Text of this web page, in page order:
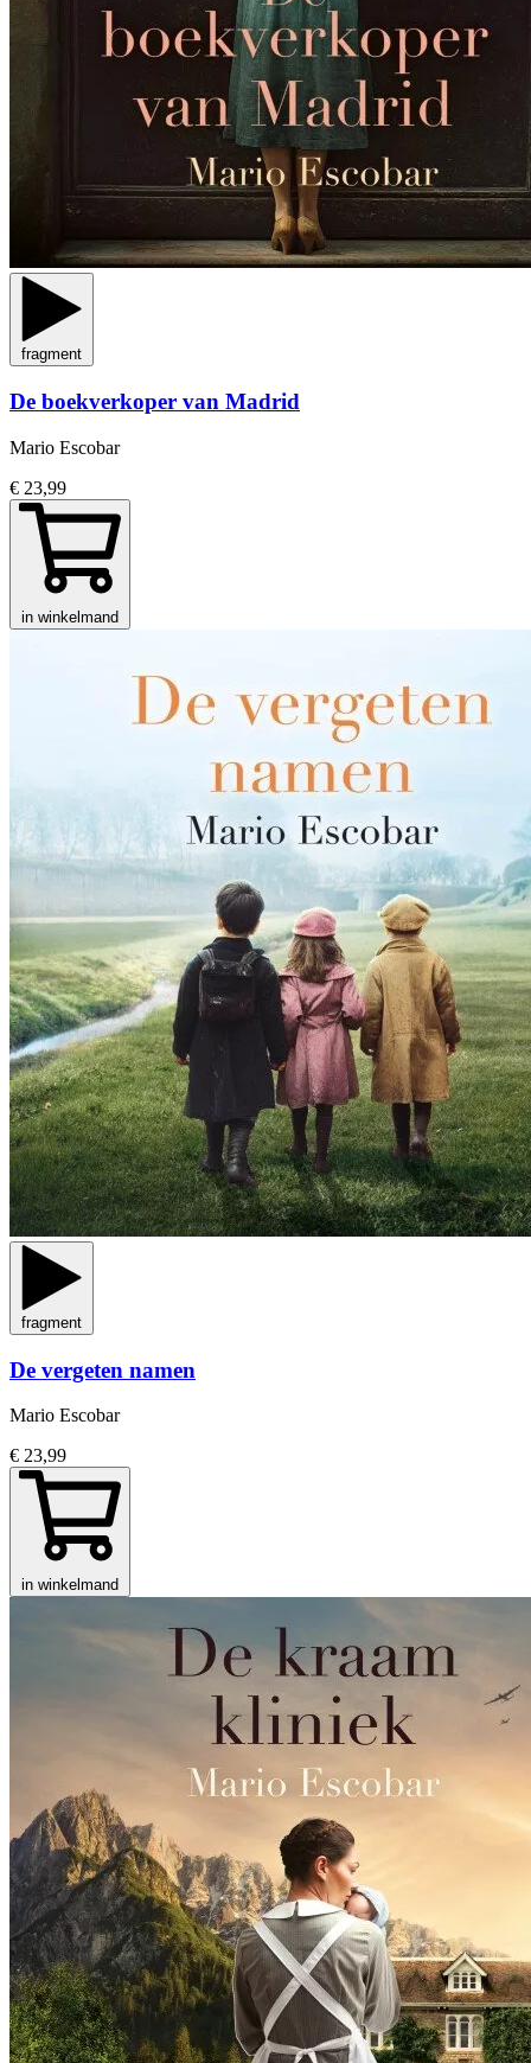
fragment
De boekverkoper van Madrid
Mario Escobar
€ 23,99
in winkelmand
fragment
De vergeten namen
Mario Escobar
€ 23,99
in winkelmand